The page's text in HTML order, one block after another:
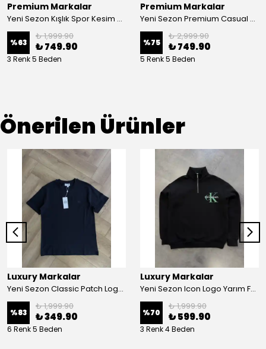
Premium Markalar
Yeni Sezon Kışlık Spor Kesim Pantolon
%63
₺ 1,999.90
₺ 749.90
3 Renk 5 Beden
Premium Markalar
Yeni Sezon Premium Casual Keten Pantolon
%75
₺ 2,999.90
₺ 749.90
5 Renk 5 Beden
Önerilen Ürünler
Luxury Markalar
Yeni Sezon Classic Patch Logo Bisiklet Yaka T-shirt
%83
₺ 1,999.90
₺ 349.90
6 Renk 5 Beden
Luxury Markalar
Yeni Sezon Icon Logo Yarım Fermuarlı Sweatshirt
%70
₺ 1,999.90
₺ 599.90
3 Renk 4 Beden